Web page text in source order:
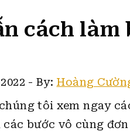
cách làm
-By: Hoàng
tôi xem ngay
bước vô cùng đơn